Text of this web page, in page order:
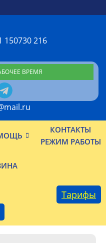
ВРЕМЯ
КОНТАКТЫ
РЕЖИМ РАБОТЫ
Тарифы